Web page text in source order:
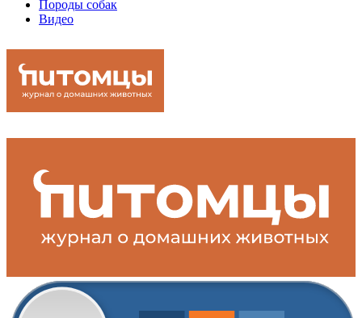
Породы собак
Видео